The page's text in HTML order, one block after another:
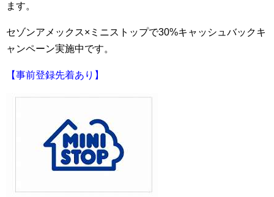
ます。
セゾンアメックス×ミニストップで30%キャッシュバックキ
ャンペーン実施中です。
【事前登録先着あり】